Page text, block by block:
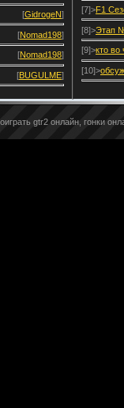
[GidrogeN]
[Nomad198]
[Nomad198]
[BUGULME]
[7]>F1
[8]>Этап
[9]>кто во
[10]>
gtr2 онлайн, гонки